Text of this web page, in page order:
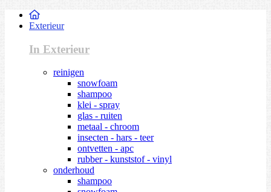
Exterieur
In Exterieur
reinigen
snowfoam
shampoo
klei - spray
glas - ruiten
metaal - chroom
insecten - hars - teer
ontvetten - apc
rubber - kunststof - vinyl
onderhoud
shampoo